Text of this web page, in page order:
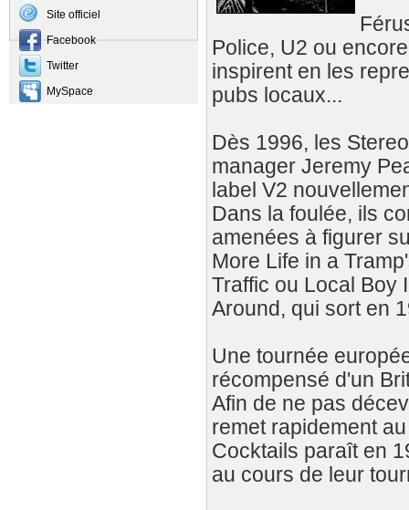
Site officiel
Facebook
Twitter
MySpace
Police, U2 ou
inspirent en les
pubs locaux...
Dès 1996, les
manager Jeremy
label V2
Dans la foulée, ils
amenées à figurer
More Life in a
Traffic ou Local Boy
Around, qui sort en
Une tournée
récompensé d'un
Afin de ne pas
remet rapidement
Cocktails paraît en
au cours de leur